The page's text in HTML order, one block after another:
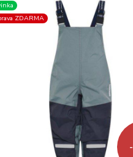
ZDARMA